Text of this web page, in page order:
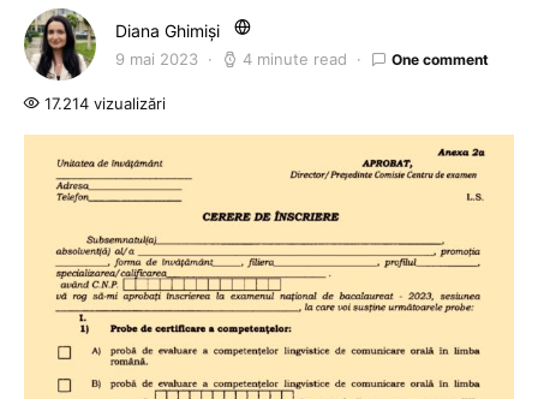
Diana Ghimiși
9 mai 2023 4 minute read One comment
17.214 vizualizări